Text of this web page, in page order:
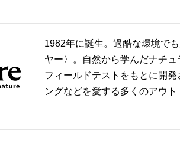
1982年に誕生。過酷な環境で
ヤー〉。自然から学んだナチュ
フィールドテストをもとに開
ングなどを愛する多くのアウ